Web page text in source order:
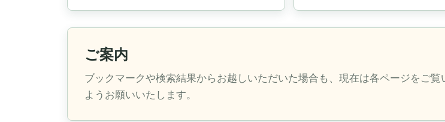
ご案内
ブックマークや検索結果からお越しいただいた場合も、現在は各ページをご
ようお願いいたします。